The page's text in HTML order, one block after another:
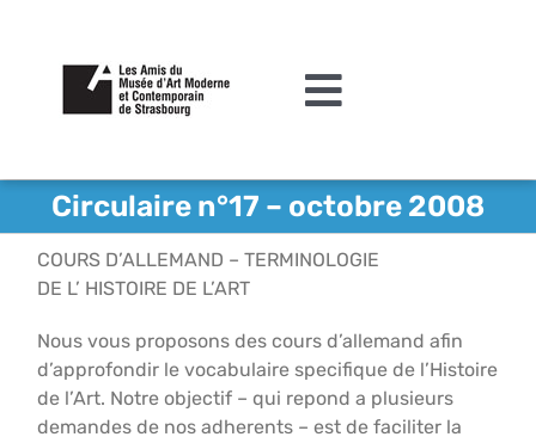
contenu
Toggle
L’association
Agenda
Actualités
Acquisitions et mécénat
Editions
Circulaire n°17 – octobre 2008
COURS D’ALLEMAND – TERMINOLOGIE
DE L’ HISTOIRE DE L’ART
Nous vous proposons des cours d’allemand afin
d’approfondir le vocabulaire specifique de l’Histoire
de l’Art. Notre objectif – qui repond a plusieurs
demandes de nos adherents – est de faciliter la